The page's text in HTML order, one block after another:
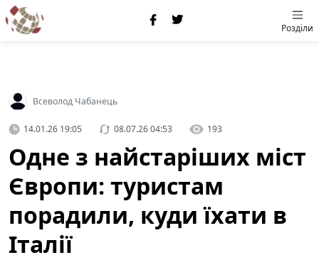
Розділи
Всеволод Чабанець
14.01.26 19:05 08.07.26 04:53 193
Одне з найстаріших міст
Європи: туристам
порадили, куди їхати в
Італії